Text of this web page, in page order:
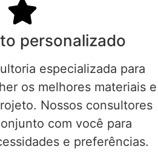
personalizado
especializada para
os melhores materiais e
Nossos consultores
com você para
e preferências.